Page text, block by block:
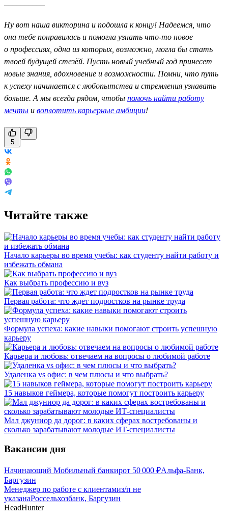
Ну вот наша викторина и подошла к концу! Надеемся, что
она тебе понравилась и помогла узнать что-то новое
о профессиях, одна из которых, возможно, могла бы стать
твоей будущей стезёй. Пусть новый учебный год принесет
новые знания, вдохновение и возможности. Помни, что путь
к успеху начинается с любопытства и стремления узнавать
больше. А мы всегда рядом, чтобы помочь найти работу
мечты и воплотить карьерные амбиции!
5
Читайте также
Начало карьеры во время учебы: как студенту найти работу и
избежать обмана
Как выбрать профессию и вуз
Первая работа: что ждет подростков на рынке труда
Формула успеха: какие навыки помогают строить успешную
карьеру
Карьера и любовь: отвечаем на вопросы о любимой работе
Удаленка vs офис: в чем плюсы и что выбрать?
15 навыков геймера, которые помогут построить карьеру
Мал джуниор да дорог: в каких сферах востребованы и
сколько зарабатывают молодые ИТ-специалисты
Вакансии дня
Начинающий Мобильный банкирот 50 000 ₽Альфа-Банк,
Баргузин
Менеджер по работе с клиентамиз/п не
указанаРоссельхозбанк, Баргузин
HeadHunter